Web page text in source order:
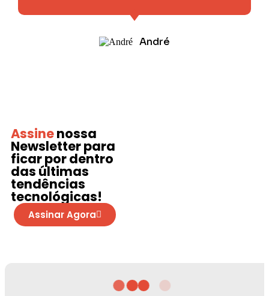
André
Assinenossa
Newsletterpara
ficar por dentro
das últimas
tendências
tecnológicas!
Assinar Agora